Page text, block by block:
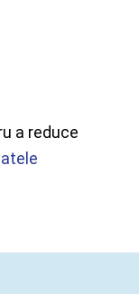
a reduce